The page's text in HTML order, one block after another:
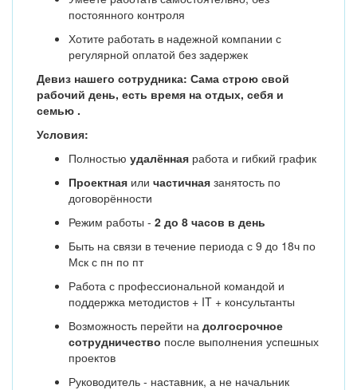
постоянного контроля
Хотите работать в надежной компании с
регулярной оплатой без задержек
Девиз нашего сотрудника: Сама строю свой
рабочий день, есть время на отдых, себя и
семью .
Условия:
Полностью удалённая работа и гибкий график
Проектная или частичная занятость по
договорённости
Режим работы - 2 до 8 часов в день
Быть на связи в течение периода с 9 до 18ч по
Мск с пн по пт
Работа с профессиональной командой и
поддержка методистов + IT + консультанты
Возможность перейти на долгосрочное
сотрудничество после выполнения успешных
проектов
Руководитель - наставник, а не начальник